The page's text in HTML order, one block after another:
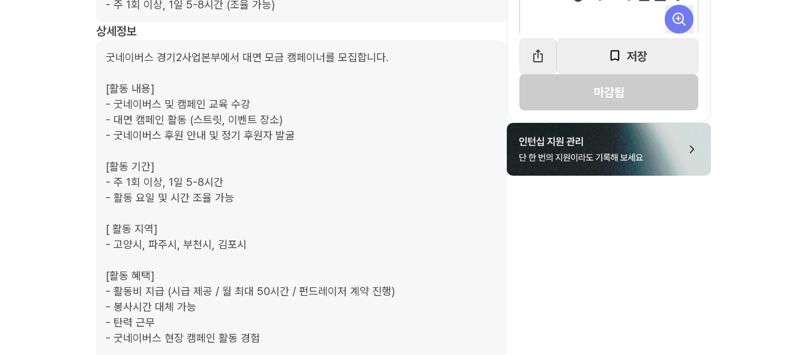
- 주 1회 이상, 1일 5-8시간 (조율 가능)
상세정보
굿네이버스 경기2사업본부에서 대면 모금 캠페이너를 모집합니다.
[활동 내용]
- 굿네이버스 및 캠페인 교육 수강
- 대면 캠페인 활동 (스트릿, 이벤트 장소)
- 굿네이버스 후원 안내 및 정기 후원자 발굴
[활동 기간]
- 주 1회 이상, 1일 5-8시간
- 활동 요일 및 시간 조율 가능
[ 활동 지역]
- 고양시, 파주시, 부천시, 김포시
[활동 혜택]
- 활동비 지급 (시급 제공 / 월 최대 50시간 / 펀드레이저 계약 진행)
- 봉사시간 대체 가능
- 탄력 근무
- 굿네이버스 현장 캠페인 활동 경험
저장
마감됨